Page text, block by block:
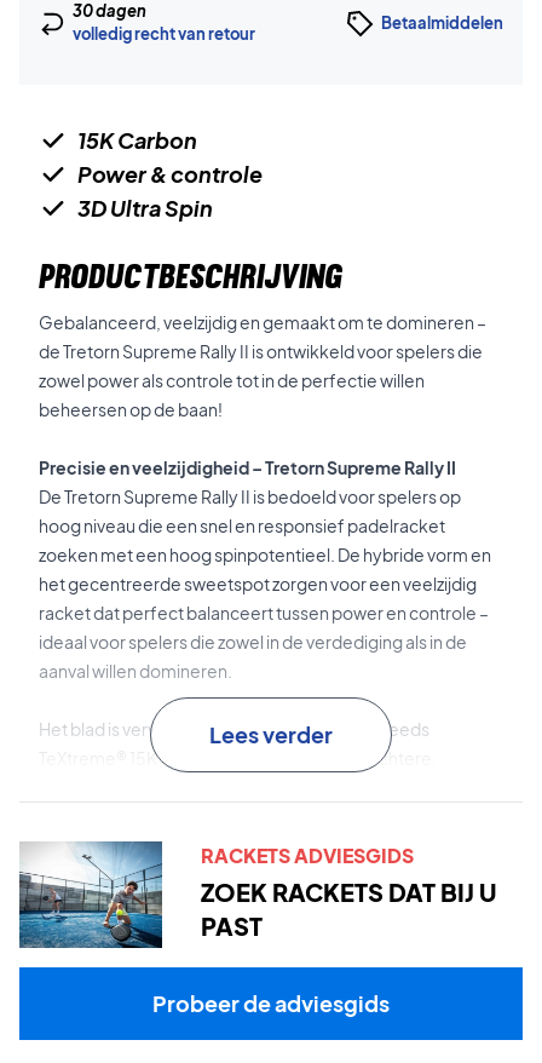
30 dagen
volledig recht van retour
Betaalmiddelen
15K Carbon
Power & controle
3D Ultra Spin
PRODUCTBESCHRIJVING
Gebalanceerd, veelzijdig en gemaakt om te domineren –
de Tretorn Supreme Rally II is ontwikkeld voor spelers die
zowel power als controle tot in de perfectie willen
beheersen op de baan!
Precisie en veelzijdigheid – Tretorn Supreme Rally II
De Tretorn Supreme Rally II is bedoeld voor spelers op
hoog niveau die een snel en responsief padelracket
zoeken met een hoog spinpotentieel. De hybride vorm en
het gecentreerde sweetspot zorgen voor een veelzijdig
racket dat perfect balanceert tussen power en controle –
ideaal voor spelers die zowel in de verdediging als in de
aanval willen domineren.
Het blad is vervaardigd met geavanceerd Zweeds
TeXtreme® 15K carbon, wat zorgt voor een lichtere,
nieuwe 3D Ultra Spin-oppervlak met 1 mm verhoogde
structuur en een multidirectioneel patroon maximaliseert
het spinpotentieel vanuit alle hoeken op de baan. De EVA
FLEX-kern met medium dichtheid biedt een
spel per situatie kunt afstemmen.
Lees verder
RACKETS ADVIESGIDS
ZOEK RACKETS DAT BIJ U
PAST
Probeer de adviesgids